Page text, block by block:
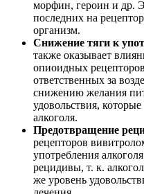
морфин, героин и др.
последних на
организм.
Снижение тяги к
также оказывает
опиоидных
ответственных за
снижению желания
удовольствия,
алкоголя.
Предотвращение
рецепторов
употребления
рецидивы, т. к.
же уровень